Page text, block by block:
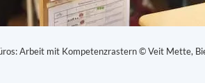
Arbeit mit Kompetenzrastern © Veit Mette,